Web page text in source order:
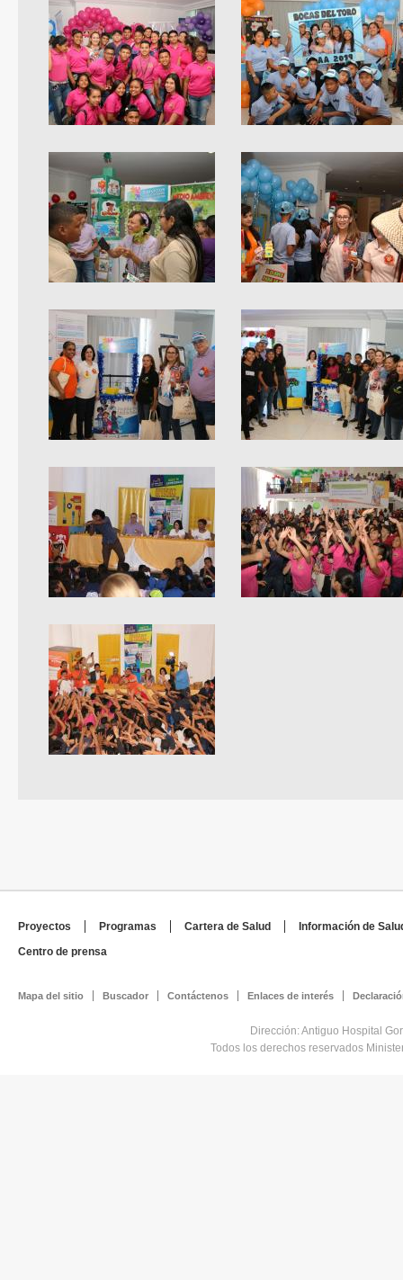
Proyectos Programas Cartera de Salud
Información de
Centro de prensa
Mapa del sitio Buscador Contáctenos Enlaces de interés
Dirección: Antiguo Hospital
Todos los derechos reservados